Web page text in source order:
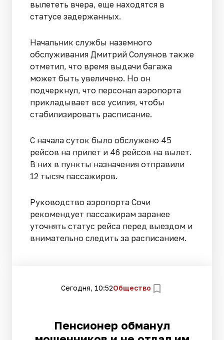
вылететь вчера, еще находятся в
статусе задержанных.
Начальник службы наземного
обслуживания Дмитрий Солуянов также
отметил, что время выдачи багажа
может быть увеличено. Но он
подчеркнул, что персонал аэропорта
прикладывает все усилия, чтобы
стабилизировать расписание.
С начала суток было обслужено 45
рейсов на прилет и 46 рейсов на вылет.
В них в пункты назначения отправили
12 тысяч пассажиров.
Руководство аэропорта Сочи
рекомендует пассажирам заранее
уточнять статус рейса перед выездом и
внимательно следить за расписанием.
Сегодня, 10:52Общество
Пенсионер обманул